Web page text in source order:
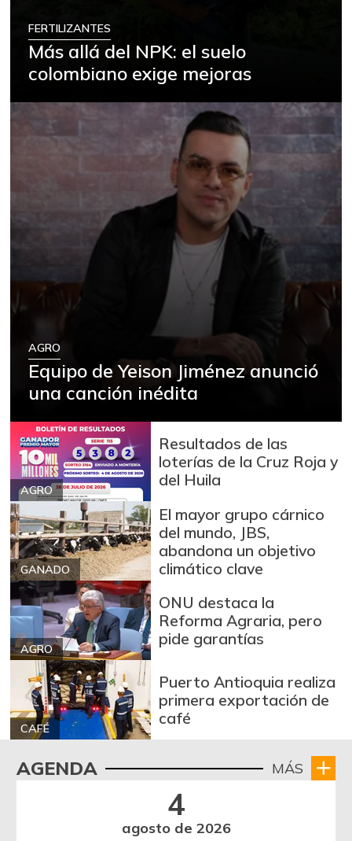
FERTILIZANTES
Más allá del NPK: el suelo
colombiano exige mejoras
AGRO
Equipo de Yeison Jiménez anunció
una canción inédita
AGRO
Resultados de las
loterías de la Cruz Roja y
del Huila
GANADO
El mayor grupo cárnico
del mundo, JBS,
abandona un objetivo
climático clave
AGRO
ONU destaca la
Reforma Agraria, pero
pide garantías
CAFÉ
Puerto Antioquia realiza
primera exportación de
café
AGENDA MÁS
4
agosto de 2026